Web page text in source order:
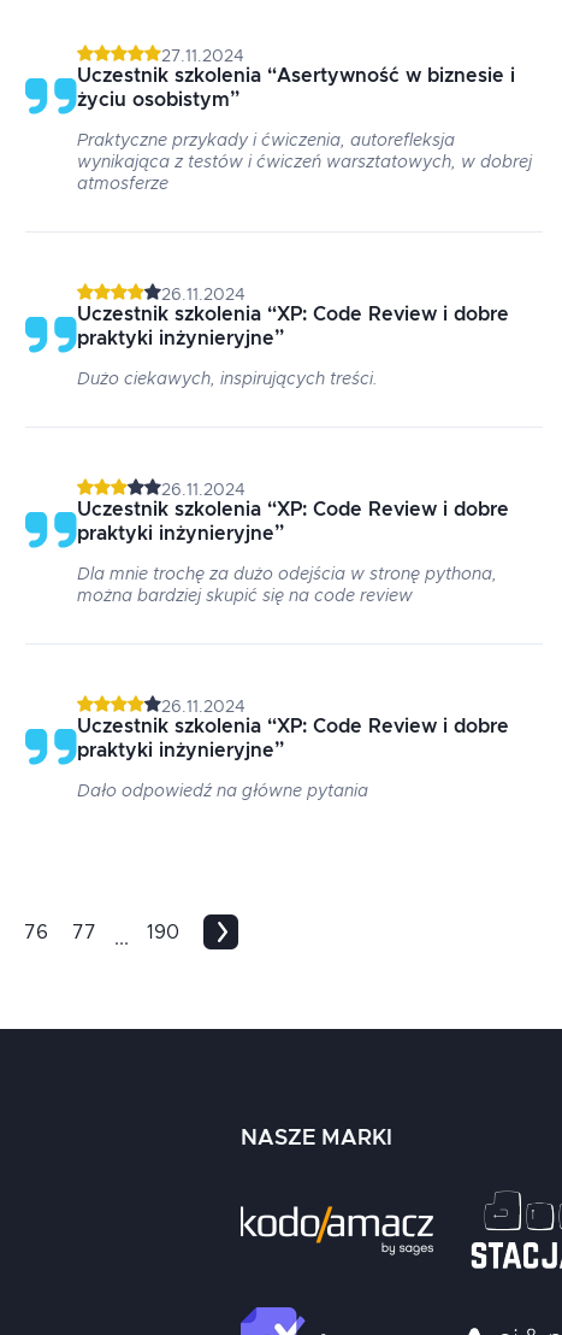
27.11.2024
Uczestnik szkolenia “Asertywność w biznesie i
życiu osobistym”
Praktyczne przykady i ćwiczenia, autorefleksja
wynikająca z testów i ćwiczeń warsztatowych, w dobrej
atmosferze
26.11.2024
Uczestnik szkolenia “XP: Code Review i dobre
praktyki inżynieryjne”
Dużo ciekawych, inspirujących treści.
26.11.2024
Uczestnik szkolenia “XP: Code Review i dobre
praktyki inżynieryjne”
Dla mnie trochę za dużo odejścia w stronę pythona,
można bardziej skupić się na code review
26.11.2024
Uczestnik szkolenia “XP: Code Review i dobre
praktyki inżynieryjne”
Dało odpowiedź na główne pytania
76 77 ... 190
NASZE MARKI